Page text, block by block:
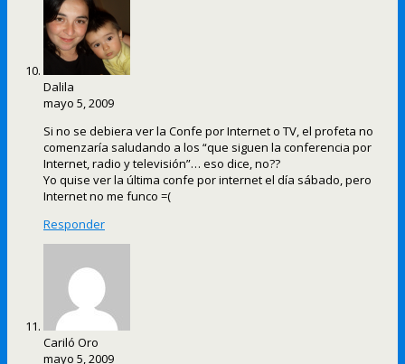
Dalila
mayo 5, 2009
Si no se debiera ver la Confe por Internet o TV, el profeta no
comenzaría saludando a los “que siguen la conferencia por
Internet, radio y televisión”… eso dice, no??
Yo quise ver la última confe por internet el día sábado, pero
Internet no me funco =(
Responder
Cariló Oro
mayo 5, 2009